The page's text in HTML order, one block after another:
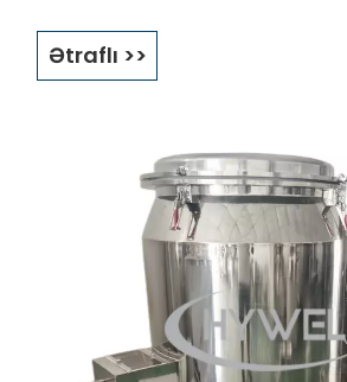
qarışdırılması üçün nəzərdə
qarışdırıcı digər 2D mikserlərdən
Sabit Bin Pudra Blenderi yeni dizayn,
yaxşı görünüşə malikdir; Digər
ilə müqayisədə qarışdırmanın
yükləmə əmsalı isə 80%-ə çatır.
Hywell Machinery-nin konus toz
laboratoriya modelinə malikdir və
maşın dəyişdirilə bilən barabanlarla
həcmli barabana malikdir.
Ətraflı >>